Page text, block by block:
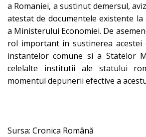
a Romaniei, a sustinut demersul,
atestat de documentele existente la
a Ministerului Economiei. De
rol important in sustinerea acestei
instantelor comune si a Statelor
celelalte institutii ale statului
momentul depunerii efective a
Sursa: Cronica Română